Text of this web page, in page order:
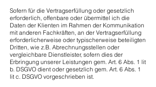
Sofern für die Vertragserfüllung oder gesetzlich
erforderlich, offenbare oder übermittel ich die
Daten der Klienten im Rahmen der Kommunikation
mit anderen Fachkräften, an der Vertragserfüllung
erforderlicherweise oder typischerweise beteiligten
Dritten, wie z.B. Abrechnungsstellen oder
vergleichbare Dienstleister, sofern dies der
Erbringung unserer Leistungen gem. Art. 6 Abs. 1 lit
b. DSGVO dient oder gesetzlich gem. Art. 6 Abs. 1
lit c. DSGVO vorgeschrieben ist.